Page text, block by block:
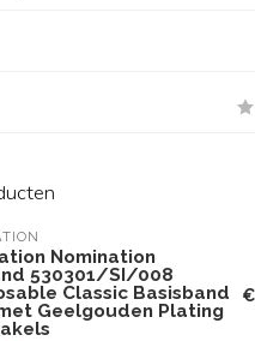
Nomination
530301/SI/008
Classic Basisband
Geelgouden Plating